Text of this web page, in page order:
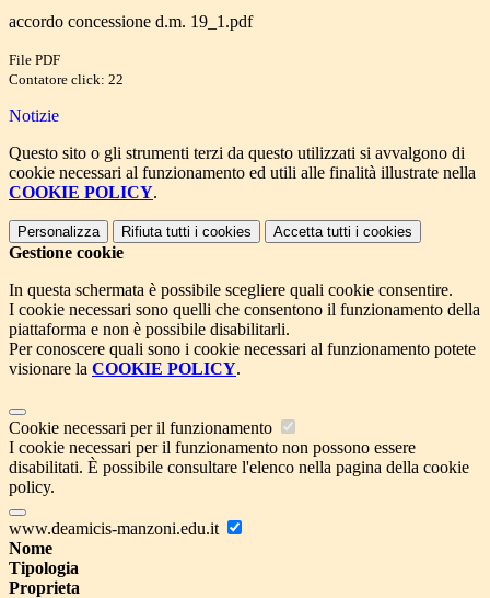
accordo concessione d.m. 19_1.pdf
File PDF
Contatore click: 22
Notizie
Questo sito o gli strumenti terzi da questo utilizzati si avvalgono di
cookie necessari al funzionamento ed utili alle finalità illustrate nella
COOKIE POLICY.
Personalizza Rifiuta tutti i cookies Accetta tutti i cookies
Gestione cookie
In questa schermata è possibile scegliere quali cookie consentire.
I cookie necessari sono quelli che consentono il funzionamento della
piattaforma e non è possibile disabilitarli.
Per conoscere quali sono i cookie necessari al funzionamento potete
visionare la COOKIE POLICY.
Cookie necessari per il funzionamento
I cookie necessari per il funzionamento non possono essere
disabilitati. È possibile consultare l'elenco nella pagina della cookie
policy.
www.deamicis-manzoni.edu.it
Nome
Tipologia
Proprieta